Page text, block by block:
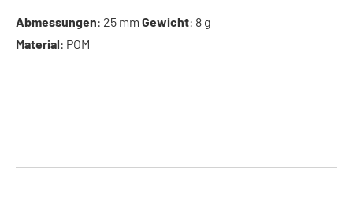
Abmessungen: 25 mm Gewicht: 8 g
Material: POM